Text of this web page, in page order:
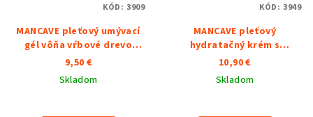
MANCAVE pleťový umývací
gél vôňa vŕbové drevo
125ml
9,50 €
Skladom
KÓD: 3909
MANCAVE pleťový
hydratačný krém s
KOFEÍNOM
10,90 €
Skladom
KÓD: 3949